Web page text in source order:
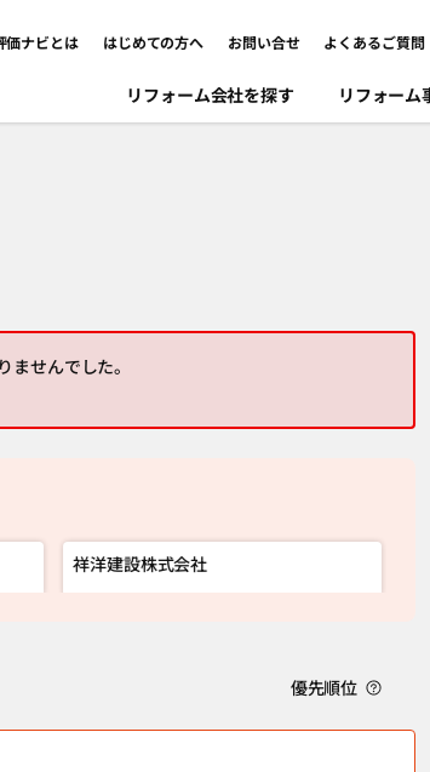
価ナビとは はじめての方へ お問い合せ よくあるご質問
リフォーム会社を探す リフォーム
せんでした。
祥洋建設株式会社
優先順位